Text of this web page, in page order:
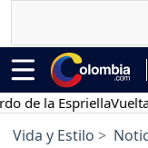
EspriellaVuelta a
Vida y Estilo